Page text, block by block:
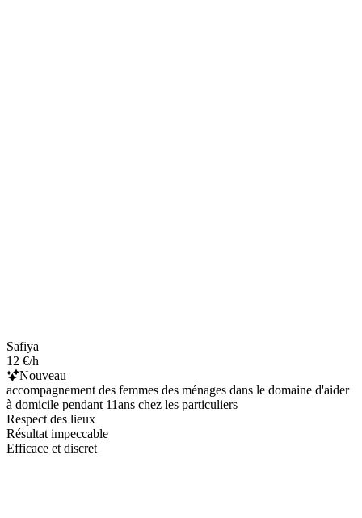
Safiya
12 €/h
Nouveau
accompagnement des femmes des ménages dans le domaine d'aider
à domicile pendant 11ans chez les particuliers
Respect des lieux
Résultat impeccable
Efficace et discret